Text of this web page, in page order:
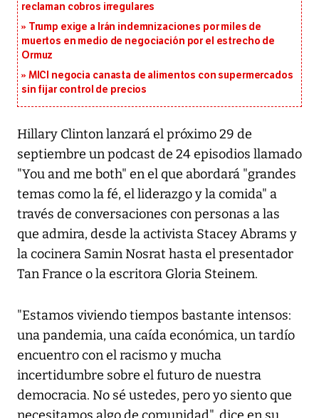
reclaman cobros irregulares
Trump exige a Irán indemnizaciones por miles de
muertos en medio de negociación por el estrecho de
Ormuz
MICI negocia canasta de alimentos con supermercados
sin fijar control de precios
Hillary Clinton lanzará el próximo 29 de
septiembre un podcast de 24 episodios llamado
"You and me both" en el que abordará "grandes
temas como la fé, el liderazgo y la comida" a
través de conversaciones con personas a las
que admira, desde la activista Stacey Abrams y
la cocinera Samin Nosrat hasta el presentador
Tan France o la escritora Gloria Steinem.
"Estamos viviendo tiempos bastante intensos:
una pandemia, una caída económica, un tardío
encuentro con el racismo y mucha
incertidumbre sobre el futuro de nuestra
democracia. No sé ustedes, pero yo siento que